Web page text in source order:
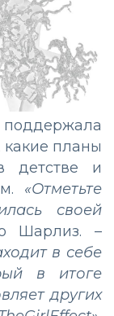
какие планы
детстве и
«Отметьте
своей
Шарлиз. –
в себе
в итоге
других